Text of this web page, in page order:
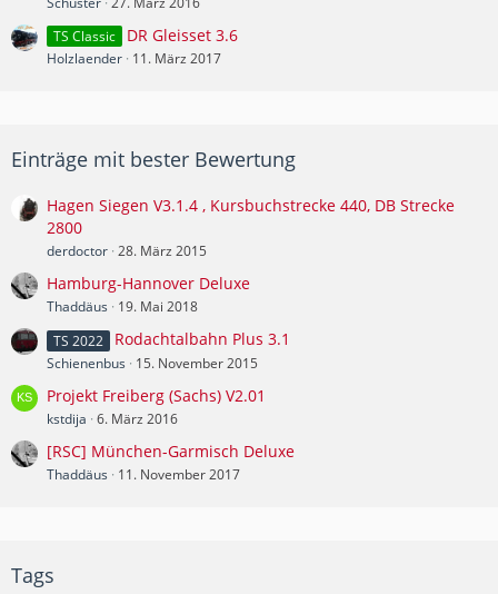
TS Classic
DR Gleisset 3.6
Holzlaender 11. März 2017
Einträge mit bester Bewertung
Hagen Siegen V3.1.4 , Kursbuchstrecke 440, DB Strecke
2800
derdoctor 28. März 2015
Hamburg-Hannover Deluxe
Thaddäus
19. Mai 2018
TS 2022
Rodachtalbahn Plus 3.1
Schienenbus 15. November 2015
Projekt Freiberg (Sachs) V2.01
kstdija 6. März 2016
[RSC] München-Garmisch Deluxe
Thaddäus 11. November 2017
Tags